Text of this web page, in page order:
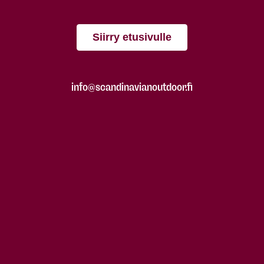
Siirry etusivulle
info@scandinavianoutdoor.fi